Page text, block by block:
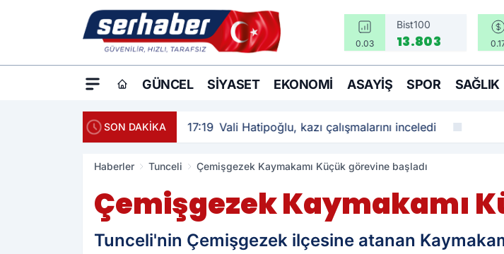
0.03
Bist100
13.803
GÜNCEL SIYASET EKONOMI ASAYIŞ SPOR SAĞLIK
SON DAKİKA 17:19 Vali Hatipoğlu, kazı çalışmalarını inceledi
Haberler Tunceli Çemişgezek Kaymakamı Küçük görevine başladı
Çemişgezek Kaymakamı
Tunceli'nin Çemişgezek ilçesine atanan